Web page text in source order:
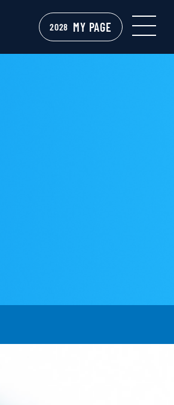
2028 MY PAGE